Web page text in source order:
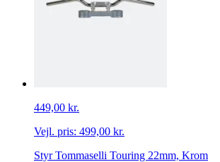
449,00 kr.
Vejl. pris: 499,00 kr.
Styr Tommaselli Touring 22mm, Krom